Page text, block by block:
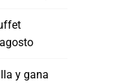
y gana